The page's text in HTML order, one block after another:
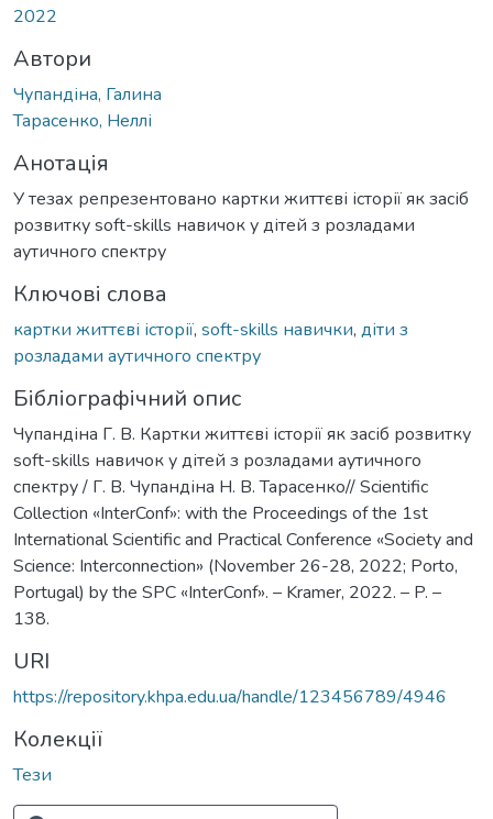
2022
Автори
Чупандіна, Галина
Тарасенко, Неллі
Анотація
У тезах репрезентовано картки життєві історії як засіб
розвитку soft-skills навичок у дітей з розладами
аутичного спектру
Ключові слова
картки життєві історії, soft-skills навички, діти з
розладами аутичного спектру
Бібліографічний опис
Чупандіна Г. В. Картки життєві історії як засіб розвитку
soft-skills навичок у дітей з розладами аутичного
спектру / Г. В. Чупандіна Н. В. Тарасенко// Scientific
Collection «InterConf»: with the Proceedings of the 1st
International Scientific and Practical Conference «Society and
Science: Interconnection» (November 26-28, 2022; Porto,
Portugal) by the SPC «InterConf». – Kramer, 2022. – P. –
138.
URI
https://repository.khpa.edu.ua/handle/123456789/4946
Колекції
Тези